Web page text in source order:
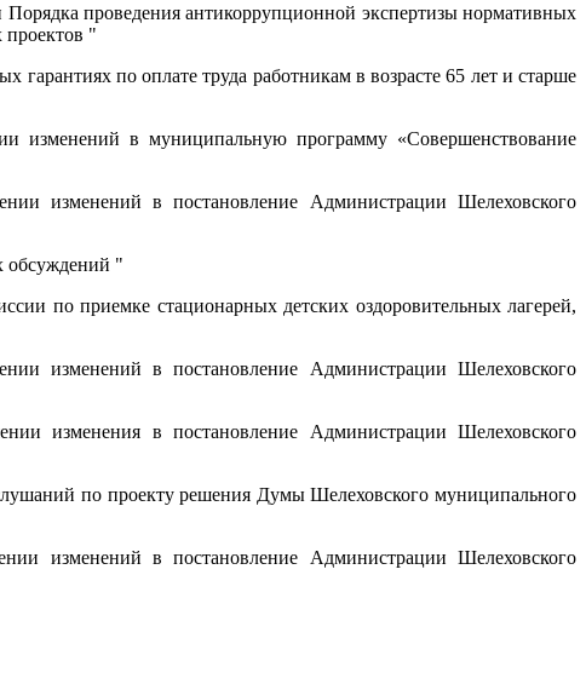
проведения антикоррупционной экспертизы нормативных
"
гарантиях по оплате труда работникам в возрасте 65 лет и старше
изменений в муниципальную программу «Совершенствование
изменений в постановление Администрации Шелеховского
обсуждений "
по приемке стационарных детских оздоровительных лагерей,
изменений в постановление Администрации Шелеховского
изменения в постановление Администрации Шелеховского
по проекту решения Думы Шелеховского муниципального
изменений в постановление Администрации Шелеховского